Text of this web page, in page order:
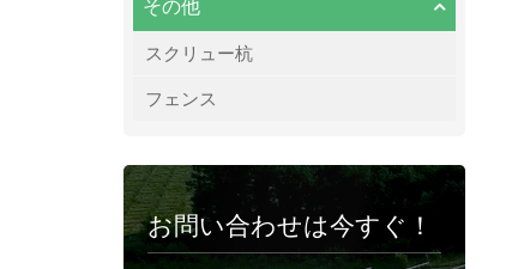
その他
スクリュー杭
フェンス
お問い合わせは今すぐ！